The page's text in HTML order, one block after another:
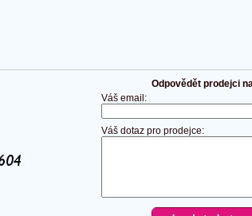
Odpovědět prodejci
Váš email:
Váš dotaz pro prodejce: